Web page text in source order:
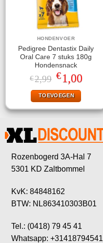
HONDENVOER
Pedigree Dentastix Daily
Oral Care 7 stuks 180g
Hondensnack
€2,99 Oorspronkelijke
prijs
was:
€2,99.
€1,00Huidige
prijs
is:
€1,00.
TOEVOEGEN
Rozenbogerd 3A-Hal 7
5301 KD Zaltbommel
KvK: 84848162
BTW: NL863410303B01
Tel.: (0418) 79 45 41
Whatsapp: +31418794541